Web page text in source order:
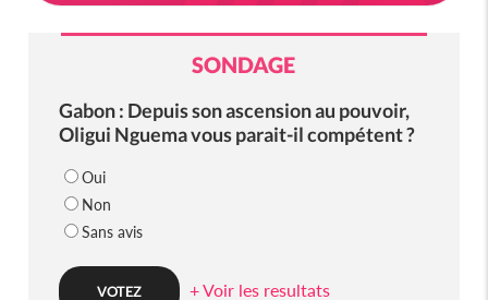
SONDAGE
Gabon : Depuis son ascension au pouvoir,
Oligui Nguema vous parait-il compétent ?
Oui
Non
Sans avis
+ Voir les resultats